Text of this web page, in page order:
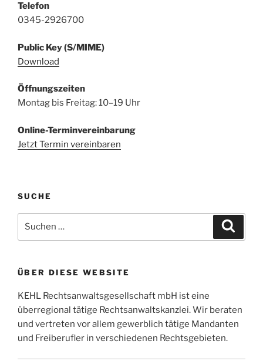
Telefon
0345-2926700
Public Key (S/MIME)
Download
Öffnungszeiten
Montag bis Freitag: 10–19 Uhr
Online-Terminvereinbarung
Jetzt Termin vereinbaren
SUCHE
nach:
ÜBER DIESE WEBSITE
KEHL Rechtsanwaltsgesellschaft mbH ist eine
überregional tätige Rechtsanwaltskanzlei. Wir beraten
und vertreten vor allem gewerblich tätige Mandanten
und Freiberufler in verschiedenen Rechtsgebieten.